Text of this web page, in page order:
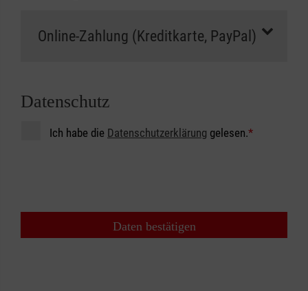
Datenschutz
Ich habe die Datenschutzerklärung gelesen.*
Daten bestätigen